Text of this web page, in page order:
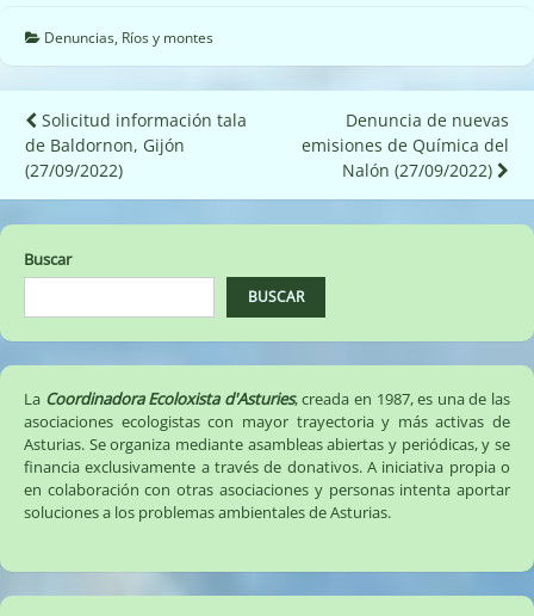
Denuncias, Ríos y montes
Navegación
de
entradas
Solicitud información tala
de Baldornon, Gijón
(27/09/2022)
Denuncia de nuevas
emisiones de Química del
Nalón (27/09/2022)
Buscar
BUSCAR
La Coordinadora Ecoloxista d'Asturies, creada en 1987, es una de las
asociaciones ecologistas con mayor trayectoria y más activas de
Asturias. Se organiza mediante asambleas abiertas y periódicas, y se
financia exclusivamente a través de donativos. A iniciativa propia o
en colaboración con otras asociaciones y personas intenta aportar
soluciones a los problemas ambientales de Asturias.